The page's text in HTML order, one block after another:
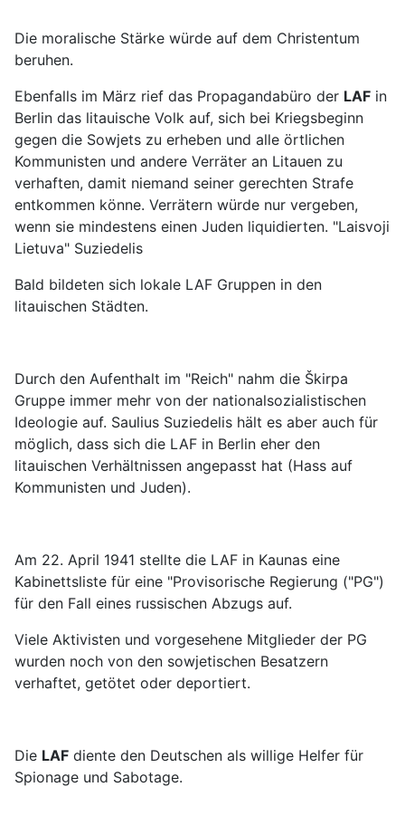
Die moralische Stärke würde auf dem Christentum
beruhen.
Ebenfalls im März rief das Propagandabüro der LAF in
Berlin das litauische Volk auf, sich bei Kriegsbeginn
gegen die Sowjets zu erheben und alle örtlichen
Kommunisten und andere Verräter an Litauen zu
verhaften, damit niemand seiner gerechten Strafe
entkommen könne. Verrätern würde nur vergeben,
wenn sie mindestens einen Juden liquidierten. "Laisvoji
Lietuva" Suziedelis
Bald bildeten sich lokale LAF Gruppen in den
litauischen Städten.
Durch den Aufenthalt im "Reich" nahm die Škirpa
Gruppe immer mehr von der nationalsozialistischen
Ideologie auf. Saulius Suziedelis hält es aber auch für
möglich, dass sich die LAF in Berlin eher den
litauischen Verhältnissen angepasst hat (Hass auf
Kommunisten und Juden).
Am 22. April 1941 stellte die LAF in Kaunas eine
Kabinettsliste für eine "Provisorische Regierung ("PG")
für den Fall eines russischen Abzugs auf.
Viele Aktivisten und vorgesehene Mitglieder der PG
wurden noch von den sowjetischen Besatzern
verhaftet, getötet oder deportiert.
Die LAF diente den Deutschen als willige Helfer für
Spionage und Sabotage.